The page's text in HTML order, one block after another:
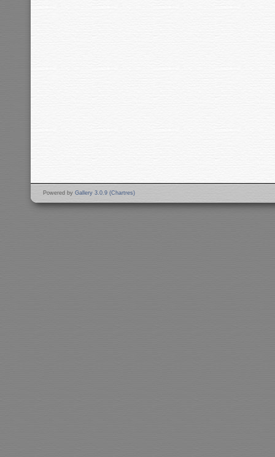
Powered by Gallery 3.0.9 (Chartres)